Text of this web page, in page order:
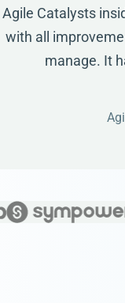
Agile Catalysts
with all
manage. It